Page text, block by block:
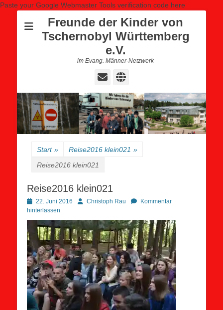
Paste your Google Webmaster Tools verification code here
Freunde der Kinder von
Tschernobyl Württemberg
e.V.
im Evang. Männer-Netzwerk
E-
Website
Start » Reise2016 klein021 »
Reise2016 klein021
Reise2016 klein021
Posted
on
22. Juni 2016 AutorChristoph Rau
Kommentar
hinterlassen